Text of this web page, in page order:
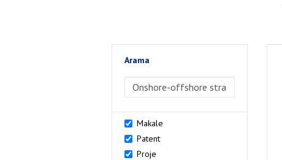
Arama
>Arama
Makale
Patent
Proje